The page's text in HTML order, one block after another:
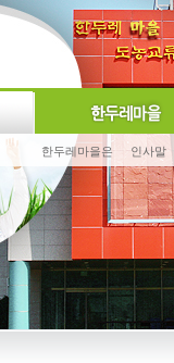
한두레마을은 인사말